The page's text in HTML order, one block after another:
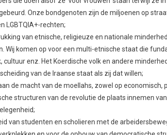
of veranderingen in de grondwet of de
veranderingen. Bij schijnbaar “democratische”
stellen, gekozen worden door de elites en niet
worden vervangen door werkelijk democratische
en gemeenschappen ontwikkelen. Bouw een
het gewone volk, van arbeiders die de economie
land arbeidersraden oprichten voor de volledige
instellingen, en de democratische controle en
industrie. Nationalisatie van alle geprivatiseerde
en de interne informatie van de
van de arbeidersklasse in Iran hebben